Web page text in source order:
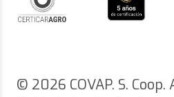
© 2026 COVAP. S.